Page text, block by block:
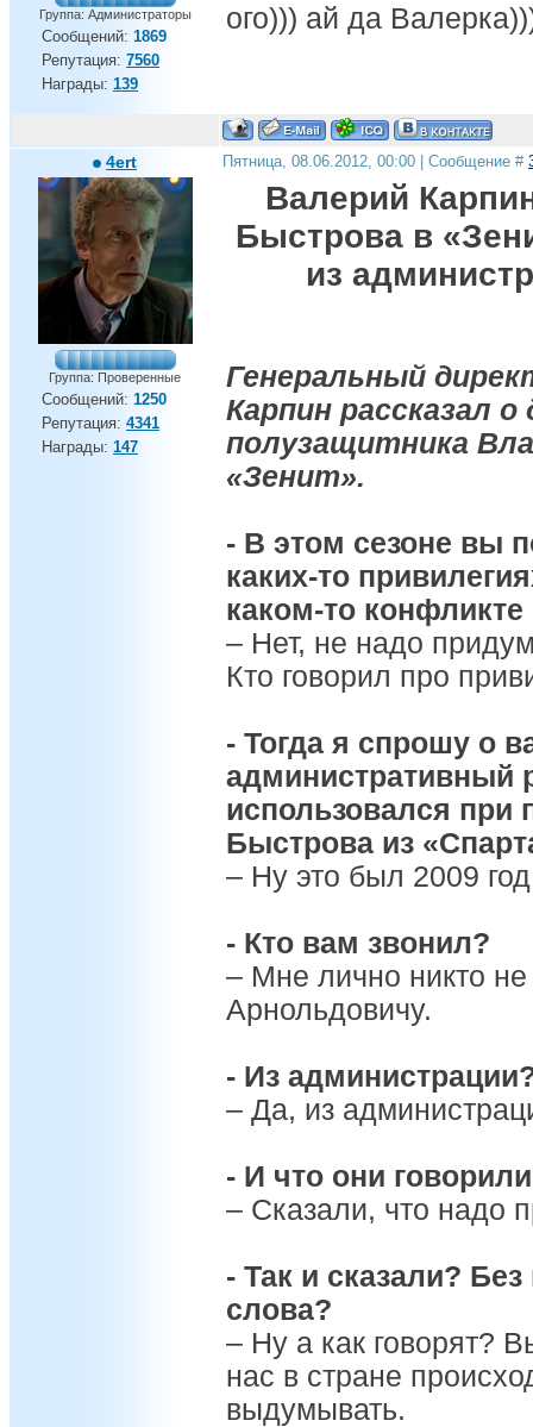
Группа: Администраторы
Сообщений: 1869
Репутация: 7560
Награды: 139
ого))) ай да
4ert
Группа: Проверенные
Сообщений: 1250
Репутация: 4341
Награды: 147
Пятница, 08.06.2012, 00:00 | Сообщение #
Валерий
Быстрова в
из
Генеральный
Карпин рассказал
полузащитника
«Зенит».
- В этом сезоне вы
каких-то
каком-то конфликте
– Нет, не надо
Кто говорил про
- Тогда я спрошу о
административный
использовался при
Быстрова из
– Ну это был 2009
- Кто вам звонил?
– Мне лично никто
Арнольдовичу.
- Из
– Да, из
- И что они
– Сказали, что надо
- Так и сказали?
слова?
– Ну а как говорят?
нас в стране
выдумывать.